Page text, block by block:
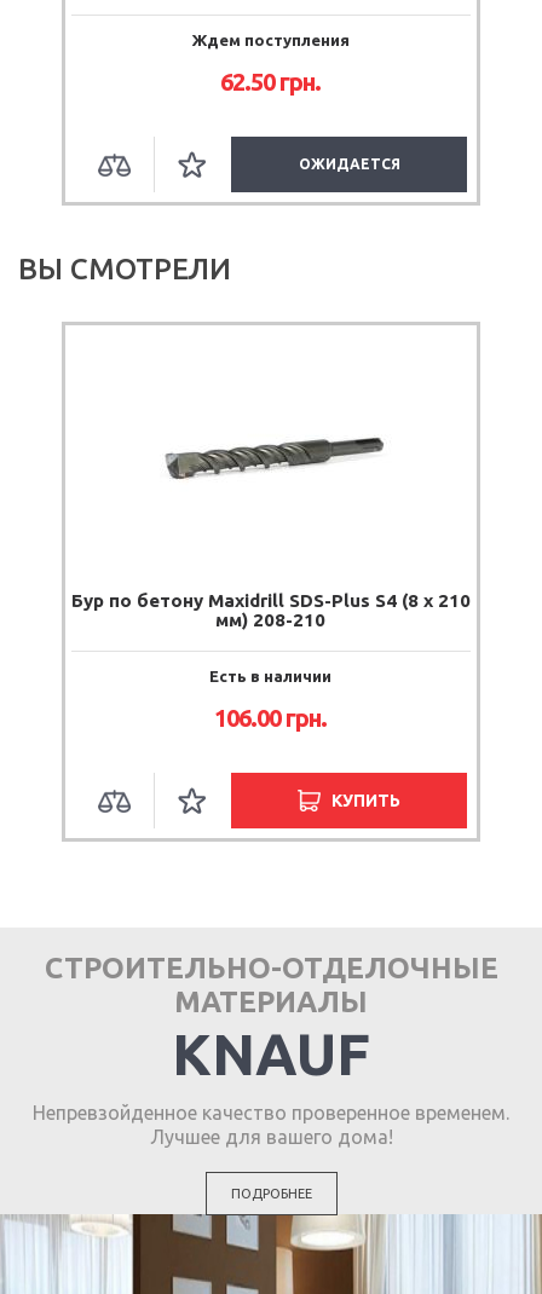
Ждем поступления
62.50грн.
ОЖИДАЕТСЯ
ВЫ СМОТРЕЛИ
Бур по бетону Maxidrill SDS-Plus S4 (8 x 210
мм) 208-210
Есть в наличии
106.00грн.
КУПИТЬ
СТРОИТЕЛЬНО-ОТДЕЛОЧНЫЕ
МАТЕРИАЛЫ
KNAUF
Непревзойденное качество проверенное временем.
Лучшее для вашего дома!
ПОДРОБНЕЕ